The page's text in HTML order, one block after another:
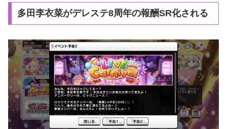
多田李衣菜がデレステ8周年の報酬SR化される